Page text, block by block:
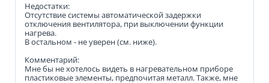
Недостатки:
Отсутствие системы автоматической задержки
отключения вентилятора, при выключении функции
нагрева.
В остальном - не уверен (см. ниже).
Комментарий:
Мне бы не хотелось видеть в нагревательном приборе
пластиковые элементы, предпочитая металл. Также, мне